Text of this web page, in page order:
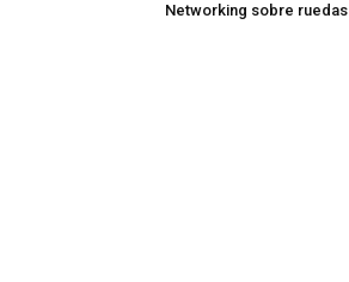
Networking sobre ruedas